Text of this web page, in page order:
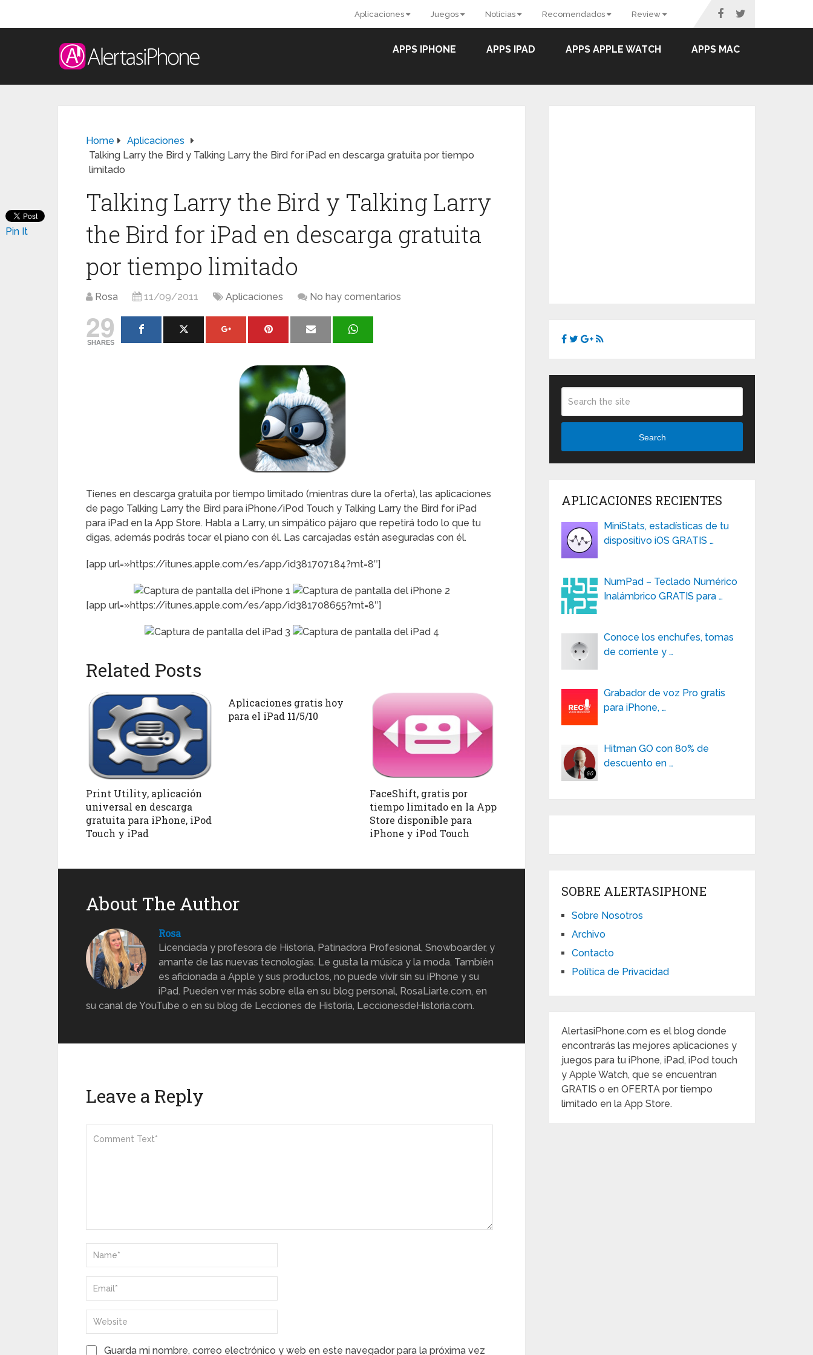
Aplicaciones Juegos Noticias Recomendados Review
APPS IPHONE APPS IPAD APPS APPLE WATCH APPS MAC
Home
Aplicaciones
Talking Larry the Bird y Talking Larry the Bird for iPad en descarga gratuita por tiempo
limitado
Talking Larry the Bird y Talking Larry
the Bird for iPad en descarga gratuita
por tiempo limitado
Rosa 11/09/2011 Aplicaciones No hay comentarios
29
SHARES
Tienes en descarga gratuita por tiempo limitado (mientras dure la oferta), las aplicaciones
de pago Talking Larry the Bird para iPhone/iPod Touch y Talking Larry the Bird for iPad
para iPad en la App Store. Habla a Larry, un simpático pájaro que repetirá todo lo que tu
digas, además podrás tocar el piano con él. Las carcajadas están aseguradas con él.
[app url=»https://itunes.apple.com/es/app/id381707184?mt=8″]
[app url=»https://itunes.apple.com/es/app/id381708655?mt=8″]
Pin It
Related Posts
Print Utility, aplicación
universal en descarga
gratuita para iPhone, iPod
Touch y iPad
Aplicaciones gratis hoy
para el iPad 11/5/10
FaceShift, gratis por
tiempo limitado en la App
Store disponible para
iPhone y iPod Touch
About The Author
Rosa
Licenciada y profesora de Historia, Patinadora Profesional, Snowboarder, y
amante de las nuevas tecnologías. Le gusta la música y la moda. También
es aficionada a Apple y sus productos, no puede vivir sin su iPhone y su
iPad. Pueden ver más sobre ella en su blog personal, RosaLiarte.com, en
su canal de YouTube o en su blog de Lecciones de Historia, LeccionesdeHistoria.com.
Leave a Reply
Guarda mi nombre, correo electrónico y web en este navegador para la próxima vez
Search
APLICACIONES RECIENTES
MiniStats, estadísticas de tu
dispositivo iOS GRATIS …
NumPad – Teclado Numérico
Inalámbrico GRATIS para …
Conoce los enchufes, tomas
de corriente y …
Grabador de voz Pro gratis
para iPhone, …
Hitman GO con 80% de
descuento en …
SOBRE ALERTASIPHONE
Sobre Nosotros
Archivo
Contacto
Política de Privacidad
AlertasiPhone.com es el blog donde
encontrarás las mejores aplicaciones y
juegos para tu iPhone, iPad, iPod touch
y Apple Watch, que se encuentran
GRATIS o en OFERTA por tiempo
limitado en la App Store.